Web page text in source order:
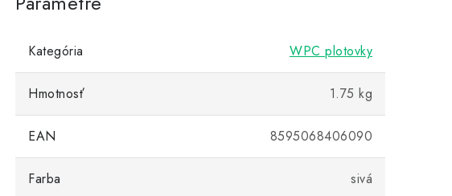
Kategória WPC plotovky
Hmotnosť 1.75 kg
EAN 8595068406090
Farba sivá